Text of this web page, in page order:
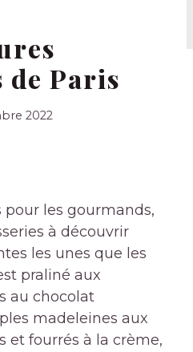
de Paris
2022
pour les gourmands,
à découvrir
les unes que les
praliné aux
au chocolat
madeleines aux
et fourrés à la crème,